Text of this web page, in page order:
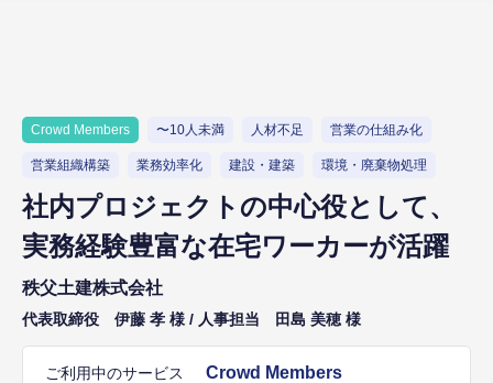
Crowd Members 〜10人未満 人材不足 営業の仕組み化
営業組織構築 業務効率化 建設・建築 環境・廃棄物処理
社内プロジェクトの中心役として、
実務経験豊富な在宅ワーカーが活躍
秩父土建株式会社
代表取締役 伊藤 孝 様 / 人事担当 田島 美穂 様
ご利用中のサービス Crowd Members